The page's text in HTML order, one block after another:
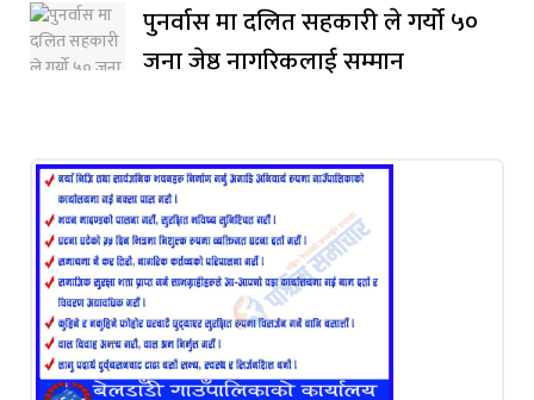
पुनर्वास मा दलित सहकारी ले गर्यो ५०
जना जेष्ठ नागरिकलाई सम्मान